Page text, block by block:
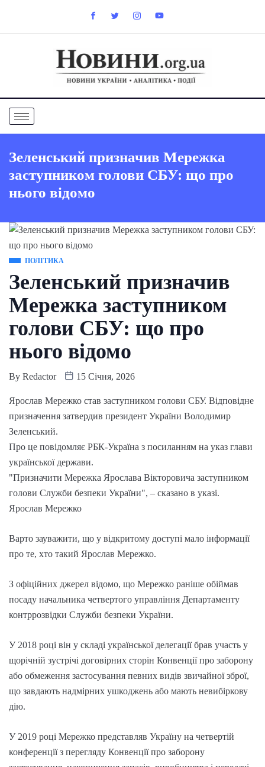
Зеленський призначив Мережка
заступником голови СБУ: що про
нього відомо
ПОЛІТИКА
Зеленський призначив
Мережка заступником
голови СБУ: що про
нього відомо
By Redactor 15 Січня, 2026
Ярослав Мережко став заступником голови СБУ. Відповідне
призначення затвердив президент України Володимир
Зеленський.
Про це повідомляє РБК-Україна з посиланням на указ глави
української держави.
"Призначити Мережка Ярослава Вікторовича заступником
голови Служби безпеки України", – сказано в указі.
Ярослав Мережко
Варто зауважити, що у відкритому доступі мало інформації
про те, хто такий Ярослав Мережко.
З офіційних джерел відомо, що Мережко раніше обіймав
посаду начальника четвертого управління Департаменту
контррозвідки Служби безпеки України.
У 2018 році він у складі української делегації брав участь у
щорічній зустрічі договірних сторін Конвенції про заборону
або обмеження застосування певних видів звичайної зброї,
що завдають надмірних ушкоджень або мають невибіркову
дію.
У 2019 році Мережко представляв Україну на четвертій
конференції з перегляду Конвенції про заборону